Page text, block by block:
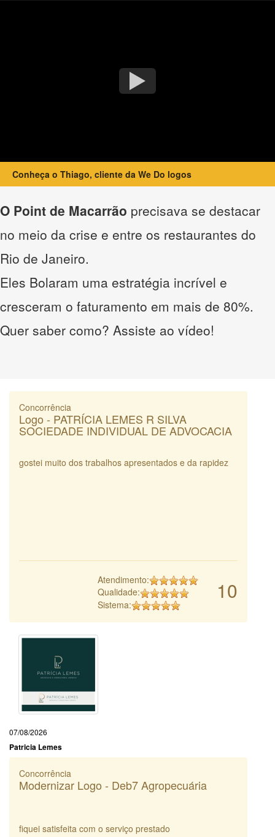
Conheça o Thiago, cliente da We Do logos
O Point de Macarrão precisava se destacar
no meio da crise e entre os restaurantes do
Rio de Janeiro.
Eles Bolaram uma estratégia incrível e
cresceram o faturamento em mais de 80%.
Quer saber como? Assiste ao vídeo!
Concorrência
Logo - PATRÍCIA LEMES R SILVA
SOCIEDADE INDIVIDUAL DE ADVOCACIA
gostei muito dos trabalhos apresentados e da rapidez
10
Atendimento:
Qualidade:
Sistema:
07/08/2026
Patricia Lemes
Concorrência
Modernizar Logo - Deb7 Agropecuária
fiquei satisfeita com o serviço prestado